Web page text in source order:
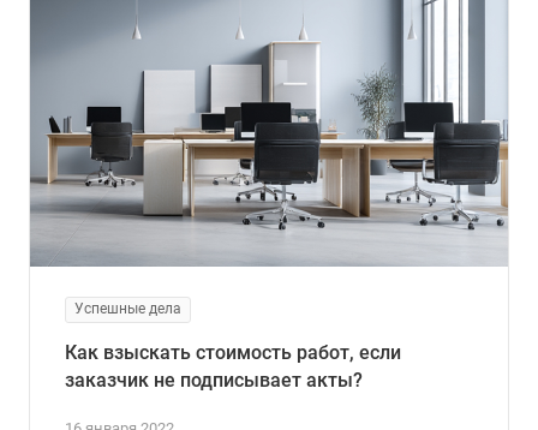
Успешные дела
Как взыскать стоимость работ, если
заказчик не подписывает акты?